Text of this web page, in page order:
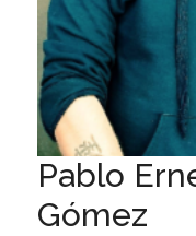
Pablo
Gómez